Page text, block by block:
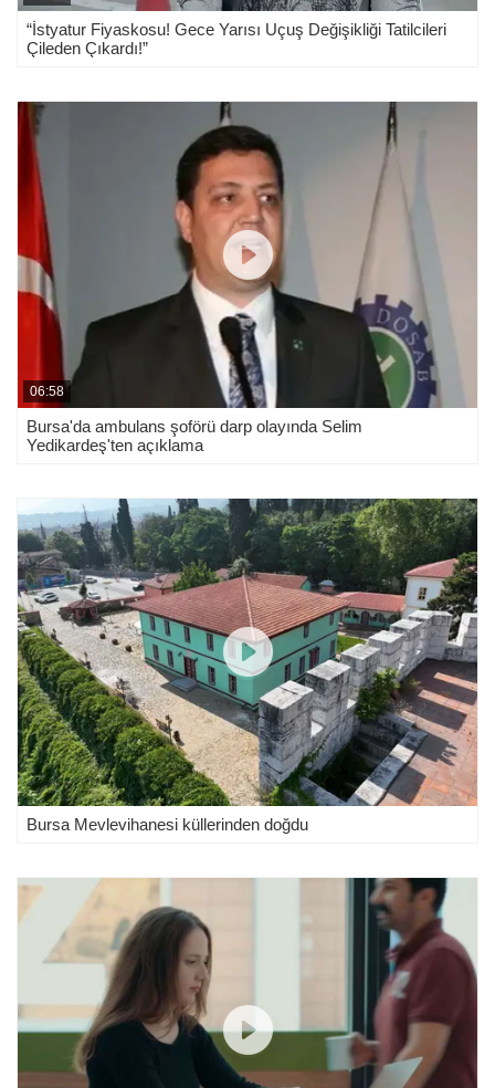
Bursa'da itfaiye eri olmak için kıyasıya
“İstyatur Fiyaskosu! Gece Yarısı Uçuş Değişikliği Tatilcileri
Çileden Çıkardı!”
06:58
Bursa'da ambulans şoförü darp olayında Selim
Yedikardeş'ten açıklama
Bursa Mevlevihanesi küllerinden doğdu